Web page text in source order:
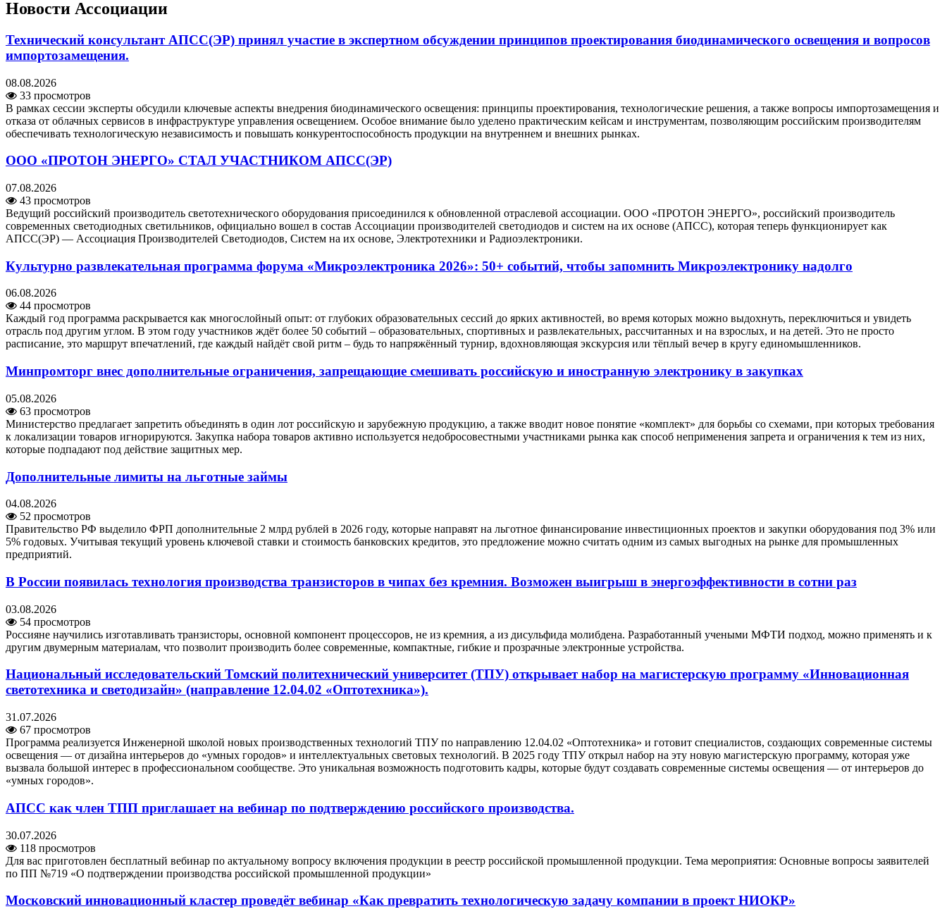
Новости Ассоциации
Технический консультант АПСС(ЭР) принял участие в экспертном обсуждении принципов проектирования биодинамического освещения и вопросов
импортозамещения.
08.08.2026
33 просмотров
В рамках сессии эксперты обсудили ключевые аспекты внедрения биодинамического освещения: принципы проектирования, технологические решения, а также вопросы импортозамещения и
отказа от облачных сервисов в инфраструктуре управления освещением. Особое внимание было уделено практическим кейсам и инструментам, позволяющим российским производителям
обеспечивать технологическую независимость и повышать конкурентоспособность продукции на внутреннем и внешних рынках.
ООО «ПРОТОН ЭНЕРГО» СТАЛ УЧАСТНИКОМ АПСС(ЭР)
07.08.2026
43 просмотров
Ведущий российский производитель светотехнического оборудования присоединился к обновленной отраслевой ассоциации. ООО «ПРОТОН ЭНЕРГО», российский производитель
современных светодиодных светильников, официально вошел в состав Ассоциации производителей светодиодов и систем на их основе (АПСС), которая теперь функционирует как
АПСС(ЭР) — Ассоциация Производителей Светодиодов, Систем на их основе, Электротехники и Радиоэлектроники.
Культурно развлекательная программа форума «Микроэлектроника 2026»: 50+ событий, чтобы запомнить Микроэлектронику надолго
06.08.2026
44 просмотров
Каждый год программа раскрывается как многослойный опыт: от глубоких образовательных сессий до ярких активностей, во время которых можно выдохнуть, переключиться и увидеть
отрасль под другим углом. В этом году участников ждёт более 50 событий – образовательных, спортивных и развлекательных, рассчитанных и на взрослых, и на детей. Это не просто
расписание, это маршрут впечатлений, где каждый найдёт свой ритм – будь то напряжённый турнир, вдохновляющая экскурсия или тёплый вечер в кругу единомышленников.
Минпромторг внес дополнительные ограничения, запрещающие смешивать российскую и иностранную электронику в закупках
05.08.2026
63 просмотров
Министерство предлагает запретить объединять в один лот российскую и зарубежную продукцию, а также вводит новое понятие «комплект» для борьбы со схемами, при которых требования
к локализации товаров игнорируются. Закупка набора товаров активно используется недобросовестными участниками рынка как способ неприменения запрета и ограничения к тем из них,
которые подпадают под действие защитных мер.
Дополнительные лимиты на льготные займы
04.08.2026
52 просмотров
Правительство РФ выделило ФРП дополнительные 2 млрд рублей в 2026 году, которые направят на льготное финансирование инвестиционных проектов и закупки оборудования под 3% или
5% годовых. Учитывая текущий уровень ключевой ставки и стоимость банковских кредитов, это предложение можно считать одним из самых выгодных на рынке для промышленных
предприятий.
В России появилась технология производства транзисторов в чипах без кремния. Возможен выигрыш в энергоэффективности в сотни раз
03.08.2026
54 просмотров
Россияне научились изготавливать транзисторы, основной компонент процессоров, не из кремния, а из дисульфида молибдена. Разработанный учеными МФТИ подход, можно применять и к
другим двумерным материалам, что позволит производить более современные, компактные, гибкие и прозрачные электронные устройства.
Национальный исследовательский Томский политехнический университет (ТПУ) открывает набор на магистерскую программу «Инновационная
светотехника и светодизайн» (направление 12.04.02 «Оптотехника»).
31.07.2026
67 просмотров
Программа реализуется Инженерной школой новых производственных технологий ТПУ по направлению 12.04.02 «Оптотехника» и готовит специалистов, создающих современные системы
освещения — от дизайна интерьеров до «умных городов» и интеллектуальных световых технологий. В 2025 году ТПУ открыл набор на эту новую магистерскую программу, которая уже
вызвала большой интерес в профессиональном сообществе. Это уникальная возможность подготовить кадры, которые будут создавать современные системы освещения — от интерьеров до
«умных городов».
АПСС как член ТПП приглашает на вебинар по подтверждению российского производства.
30.07.2026
118 просмотров
Для вас приготовлен бесплатный вебинар по актуальному вопросу включения продукции в реестр российской промышленной продукции. Тема мероприятия: Основные вопросы заявителей
по ПП №719 «О подтверждении производства российской промышленной продукции»
Московский инновационный кластер проведёт вебинар «Как превратить технологическую задачу компании в проект НИОКР»